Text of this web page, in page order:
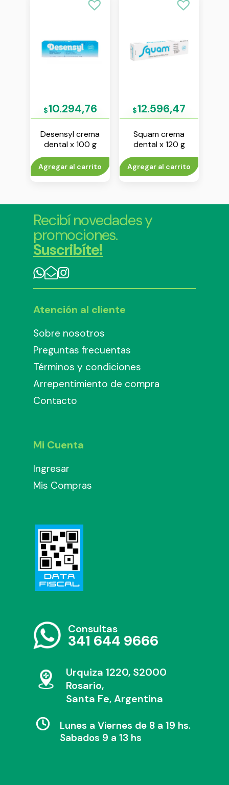
$10.294,76
Desensyl crema
dental x 100 g
Agregar al carrito
$12.596,47
Squam crema
dental x 120 g
Agregar al carrito
Recibí novedades y
promociones.
Suscribíte!
Atención al cliente
Sobre nosotros
Preguntas frecuentas
Términos y condiciones
Arrepentimiento de compra
Contacto
Mi Cuenta
Ingresar
Mis Compras
Consultas
341 644 9666
Urquiza 1220, S2000
Rosario,
Santa Fe, Argentina
Lunes a Viernes de 8 a 19 hs.
Sabados 9 a 13 hs